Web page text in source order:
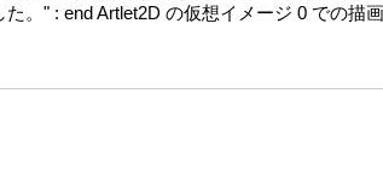
。" : end Artlet2D の仮想イメージ 0 での描